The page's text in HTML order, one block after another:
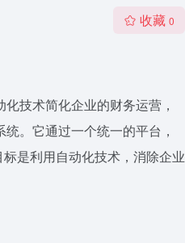
收藏 0
技术简化企业的财务运营，
。它通过一个统一的平台，
是利用自动化技术，消除企业